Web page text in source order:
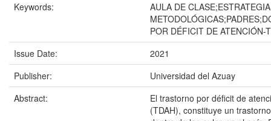
Keywords:
AULA DE
POR DÉFICIT DE ATENCIÓN-
Issue Date:
2021
Publisher:
Universidad del Azuay
Abstract:
El trastorno por déficit de
(TDAH), constituye un